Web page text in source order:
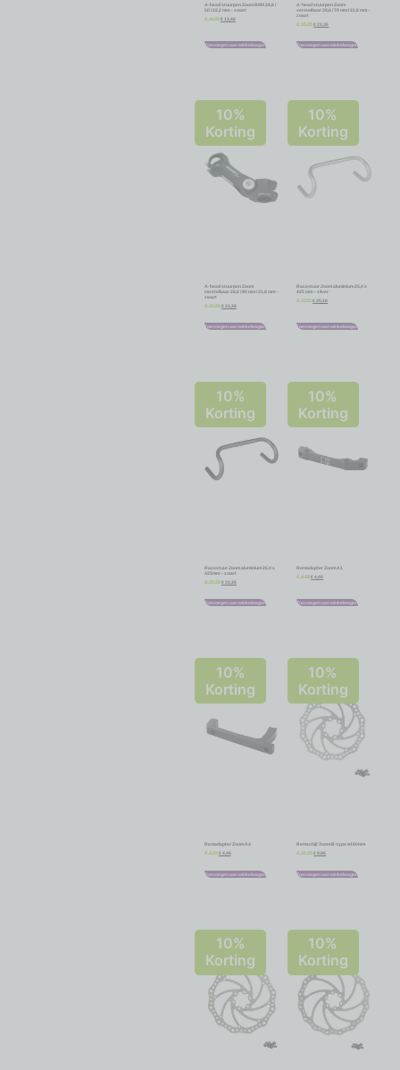
A-head stuurpen Zoom BMX 28,6 /
50 / 22,2 mm – zwart
€ 14,95 € 13,46
Toevoegen aan winkelwagen
A-head stuurpen Zoom
verstelbaar 28,6 / 70 mm / 31,8 mm –
zwart
€ € 23,36
Toevoegen aan winkelwagen
10%
Korting
A-head stuurpen Zoom
verstelbaar 28,6 / 90 mm / 31,8 mm –
zwart
€ € 23,36
Toevoegen aan winkelwagen
10%
Korting
Racestuur Zoom aluminium 25,4 x
425 mm – zilver
€ 27,95 € 25,16
Toevoegen aan winkelwagen
10%
Korting
Racestuur Zoom aluminium 25,4 x
425mm – zwart
€ € 23,36
Toevoegen aan winkelwagen
10%
Korting
Remadapter Zoom A1
€ 4,95 € 4,46
Toevoegen aan winkelwagen
10%
Korting
Remadapter Zoom A4
€ 4,95 € 4,46
Toevoegen aan winkelwagen
10%
Korting
Remschijf Zoom B-type ø160mm
€ 10,95 € 9,86
Toevoegen aan winkelwagen
10%
Korting
10%
Korting